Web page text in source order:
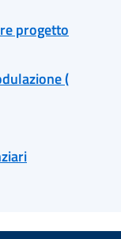
progetto
(